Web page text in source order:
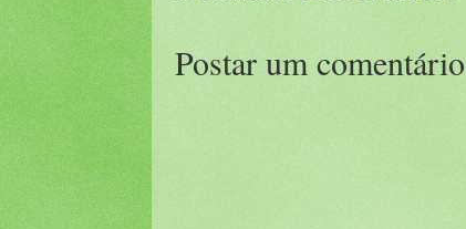
Postar um comentário